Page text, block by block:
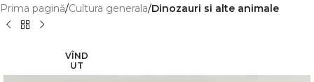
Prima pagină Cultura generala Dinozauri si alte animale
VÎND
UT